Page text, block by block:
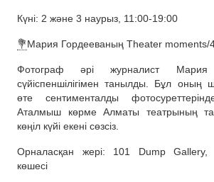
Күні: 2 және 3 наурыз, 11:00-19:00
💐Мария Гордееваның Theater moments/
Фотограф әрі журналист Мария
сүйіспеншілігімен танылды. Бұл
өте сентименталды
Аталмыш көрме Алматы театрының
көңіл күйі екені сөзсіз.
Орналасқан жері: 101 Dump
көшесі